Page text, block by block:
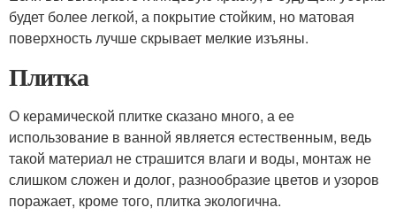
будет более легкой, а покрытие стойким, но матовая
поверхность лучше скрывает мелкие изъяны.
Плитка
О керамической плитке сказано много, а ее
использование в ванной является естественным, ведь
такой материал не страшится влаги и воды, монтаж не
слишком сложен и долог, разнообразие цветов и узоров
поражает, кроме того, плитка экологична.